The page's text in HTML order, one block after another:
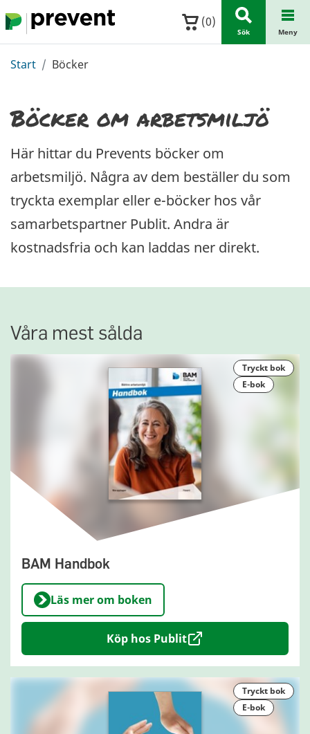
Hoppa till huvudinnehållet (0)
Sök Meny
Start Böcker
Böcker om arbetsmiljö
Här hittar du Prevents böcker om
arbetsmiljö. Några av dem beställer du som
tryckta exemplar eller e-böcker hos vår
samarbetspartner Publit. Andra är
kostnadsfria och kan laddas ner direkt.
Våra mest sålda
BAM Handbok
tryckt bok
e-bok
Läs mer om boken
Köp hos Publit
tryckt bok
e-bok